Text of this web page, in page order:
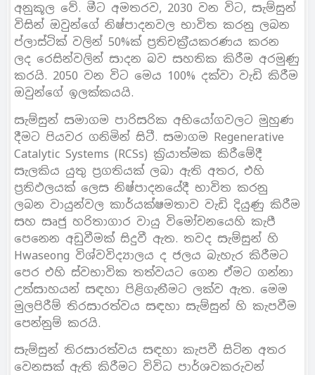
අනුකූල වේ. මීට අමතරව, 2030 වන විට, සැම්සුන්
විසින් ඔවුන්ගේ නිෂ්පාදනවල භාවිත කරනු ලබන
ප්ලාස්ටික් වලින් 50%ක් ප‍්‍රතිචක‍්‍රීයකරණය කරන
ලද රෙසින්වලින් සාදන බව සහතික කිරීම අරමුණු
කරයි. 2050 වන විට මෙය 100% දක්වා වැඩි කිරීම
ඔවුන්ගේ ඉලක්කයයි.
සැම්සුන් සමාගම පාරිසරික අභියෝගවලට මුහුණ
දීමට පියවර ගනිමින් සිටී. සමාගම Regenerative
Catalytic Systems (RCSs) ක‍්‍රියාත්මක කිරීමේදී
සැලකිය යුතු ප‍්‍රගතියක් ලබා ඇති අතර, එහි
ප‍්‍රතිඵලයක් ලෙස නිෂ්පාදනයේදී භාවිත කරනු
ලබන වායුන්වල කාර්යක්ෂමතාව වැඩි දියුණු කිරීම
සහ සෘජු හරිතාගාර වායු විමෝචනයෙහි කැපී
පෙනෙන අඩුවීමක් සිදුවී ඇත. තවද සැම්සුන් හි
Hwaseong විශ්වවිද්‍යාලය ද ජලය බැහැර කිරීමට
පෙර එහි ස්වභාවික තත්වයට ගෙන ඒමට ගන්නා
උත්සාහයන් සඳහා පිළිගැනීමට ලක්ව ඇත. මෙම
මුලපිරීම් තිරසාරත්වය සඳහා සැම්සුන් හි කැපවීම
පෙන්නුම් කරයි.
සැම්සුන් තිරසාරත්වය සඳහා කැපවී සිටින අතර
වෙනසක් ඇති කිරීමට විවිධ පාර්ශවකරුවන්